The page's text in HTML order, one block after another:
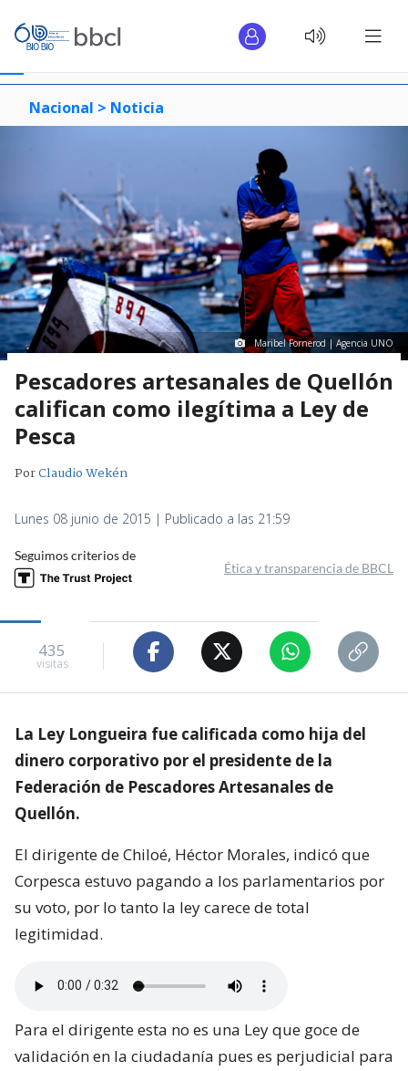
Nacional > Noticia
Maribel Fornerod | Agencia UNO
Pescadores artesanales de Quellón
califican como ilegítima a Ley de
Pesca
PorClaudio Wekén
Lunes 08 junio de 2015 | Publicado a las 21:59
Seguimos criterios de
Ética y transparencia de BBCL
435
visitas
La Ley Longueira fue calificada como hija del
dinero corporativo por el presidente de la
Federación de Pescadores Artesanales de
Quellón.
El dirigente de Chiloé, Héctor Morales, indicó que
Corpesca estuvo pagando a los parlamentarios por
su voto, por lo tanto la ley carece de total
legitimidad.
Para el dirigente esta no es una Ley que goce de
validación en la ciudadanía pues es perjudicial para